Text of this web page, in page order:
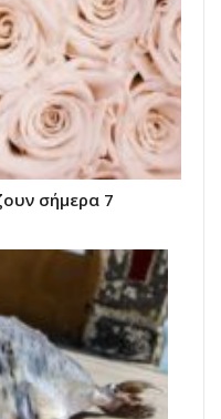
σήμερα 7